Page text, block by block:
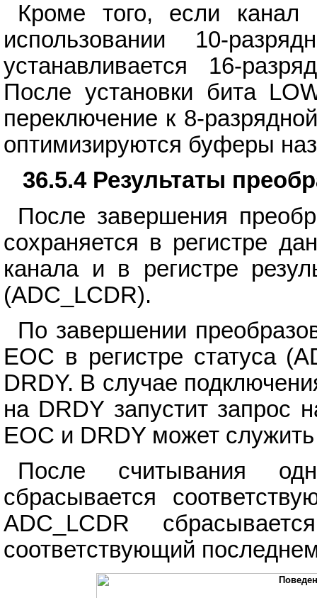
Кроме того, если
использовании 10-
устанавливается 16-
После установки бита
переключение к 8-
оптимизируются буферы
36.5.4 Результаты
После завершения
сохраняется в регистре
канала и в регистре
(ADC_LCDR).
По завершении
EOC в регистре статуса
DRDY. В случае
на DRDY запустит запрос
EOC и DRDY может
После считывания
сбрасывается
ADC_LCDR
соответствующий